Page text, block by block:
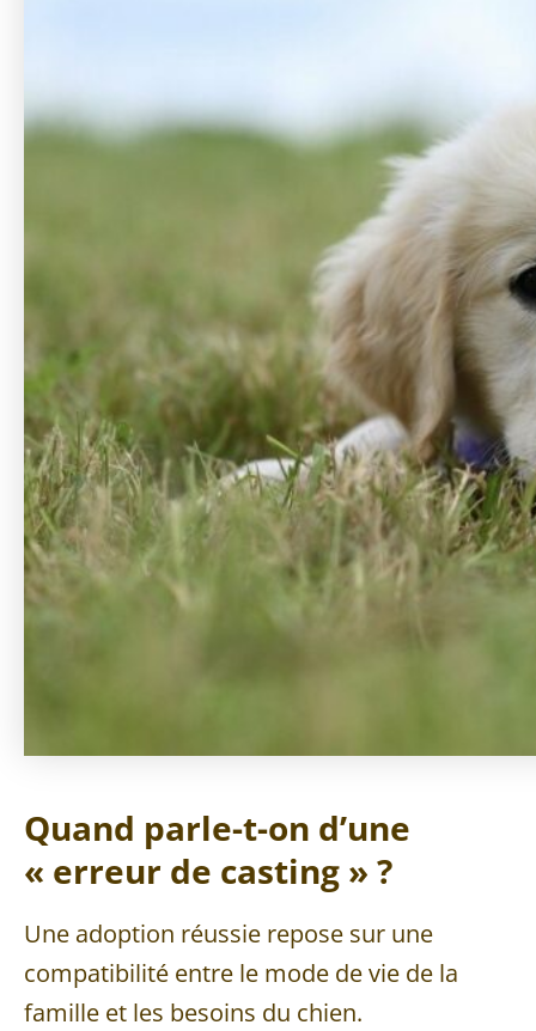
Quand parle-t-on d’une
« erreur de casting » ?
Une adoption réussie repose sur une
compatibilité entre le mode de vie de la
famille et les besoins du chien.